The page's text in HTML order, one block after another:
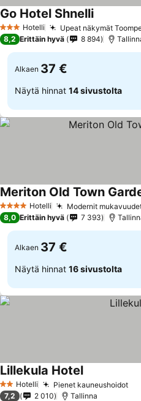
3 Tähtiluokitus
Hotelli Upeat näkymät
Go Hotel Shnelli
8,2 Erittäin hyvä 8 894
Alkaen 37 €
Näytä hinnat 14 sivustolta
4 Tähtiluokitus
Hotelli Modernit
Meriton Old Town
8,0 Erittäin hyvä 7 393
Alkaen 37 €
Näytä hinnat 16 sivustolta
2 Tähtiluokitus
Hotelli Pienet kauneushoidot
Lillekula Hotel
7,2 2 010 Tallinna